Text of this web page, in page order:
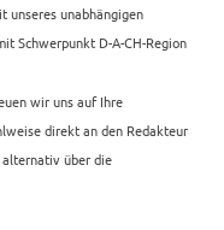
unseres unabhängigen
Schwerpunkt D-A-CH-Region
wir uns auf Ihre
direkt an den Redakteur
alternativ über die